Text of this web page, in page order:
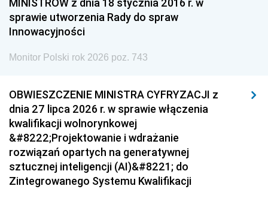
sprawie utworzenia Rady do spraw
Innowacyjności
Monitor Polski rok 2026 poz. 743
OBWIESZCZENIE MINISTRA CYFRYZACJI z
dnia 27 lipca 2026 r. w sprawie włączenia
kwalifikacji wolnorynkowej
&#8222;Projektowanie i wdrażanie
rozwiązań opartych na generatywnej
sztucznej inteligencji (AI)&#8221; do
Zintegrowanego Systemu Kwalifikacji